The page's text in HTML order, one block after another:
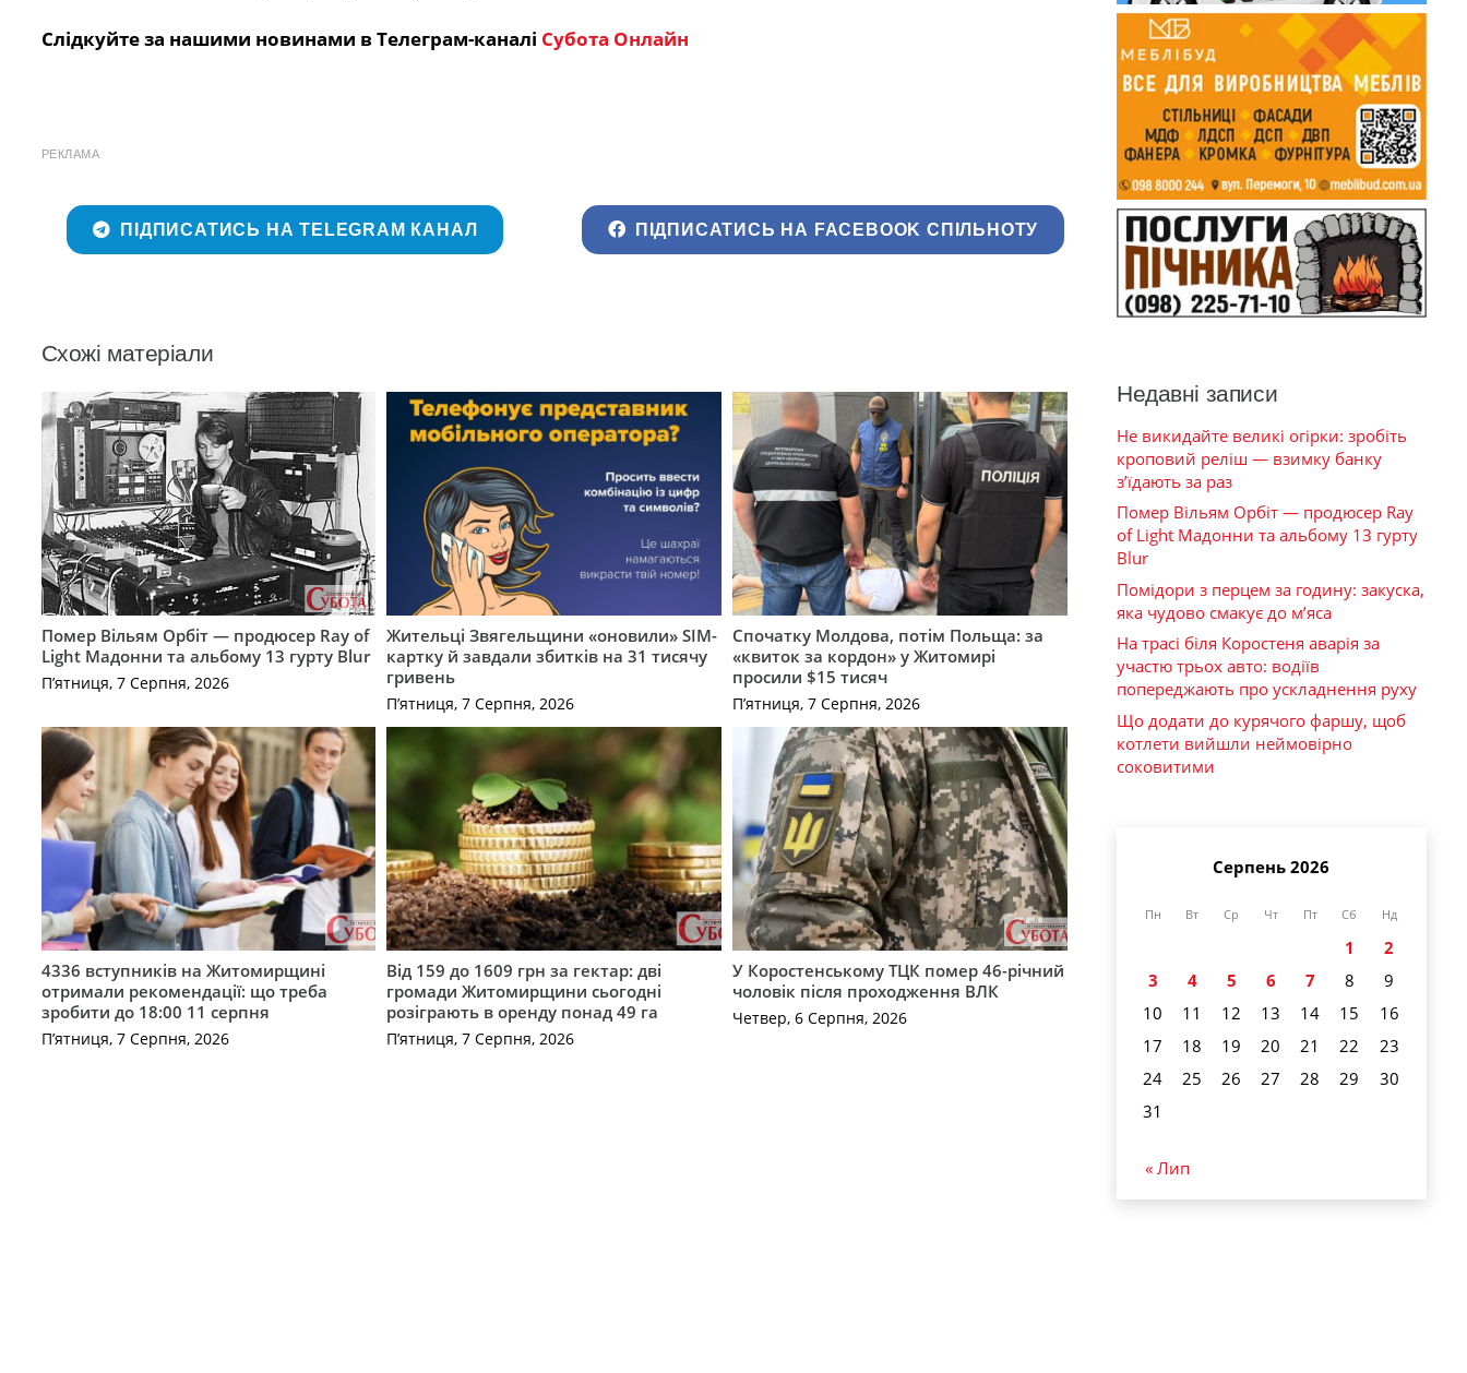
Слідкуйте за нашими новинами в Телеграм-каналі Субота Онлайн
РЕКЛАМА
ПІДПИСАТИСЬ НА TELEGRAM КАНАЛ ПІДПИСАТИСЬ НА FACEBOOK СПІЛЬНОТУ
Схожі матеріали
Помер Вільям Орбіт — продюсер Ray of
Light Мадонни та альбому 13 гурту Blur
П’ятниця, 7 Серпня, 2026
Жительці Звягельщини «оновили» SIM-
картку й завдали збитків на 31 тисячу
гривень
П’ятниця, 7 Серпня, 2026
Спочатку Молдова, потім Польща: за
«квиток за кордон» у Житомирі
просили $15 тисяч
П’ятниця, 7 Серпня, 2026
4336 вступників на Житомирщині
отримали рекомендації: що треба
зробити до 18:00 11 серпня
П’ятниця, 7 Серпня, 2026
Від 159 до 1609 грн за гектар: дві
громади Житомирщини сьогодні
розіграють в оренду понад 49 га
П’ятниця, 7 Серпня, 2026
У Коростенському ТЦК помер 46-річний
чоловік після проходження ВЛК
Четвер, 6 Серпня, 2026
Недавні записи
Не викидайте великі огірки: зробіть
кроповий реліш — взимку банку
з’їдають за раз
Помер Вільям Орбіт — продюсер Ray
of Light Мадонни та альбому 13 гурту
Blur
Помідори з перцем за годину: закуска,
яка чудово смакує до м’яса
На трасі біля Коростеня аварія за
участю трьох авто: водіїв
попереджають про ускладнення руху
Що додати до курячого фаршу, щоб
котлети вийшли неймовірно
соковитими
Серпень 2026
Пн Вт Ср Чт Пт Сб Нд
1
2
3
4 5 6 7 8
9
10
11 12 13 14 15
16
17
18 19 20 21 22
23
24
25 26 27 28 29
30
31
« Лип